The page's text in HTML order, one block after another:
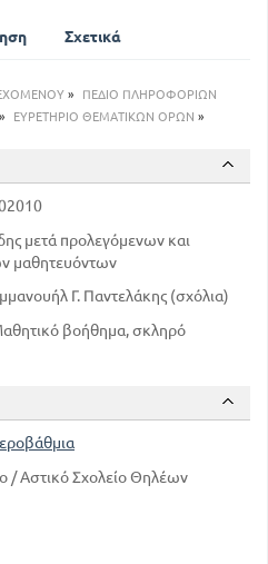
Σχετικά
»
ΠΕΔΙΟ ΠΛΗΡΟΦΟΡΙΩΝ
» ΕΥΡΕΤΗΡΙΟ ΘΕΜΑΤΙΚΩΝ ΟΡΩΝ »
μετά προλεγόμενων και
μαθητευόντων
Γ. Παντελάκης (σχόλια)
βοήθημα, σκληρό
/ Αστικό Σχολείο Θηλέων